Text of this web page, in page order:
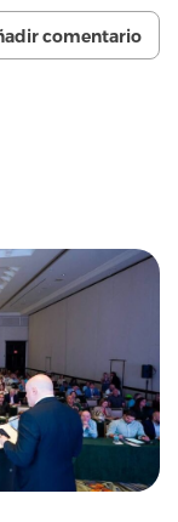
comentario